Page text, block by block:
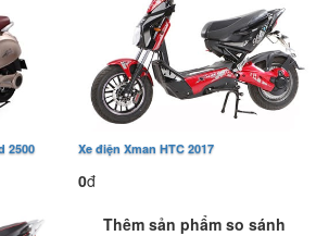
2500
Xe điện Xman HTC 2017
0đ
Thêm sản phẩm so sánh